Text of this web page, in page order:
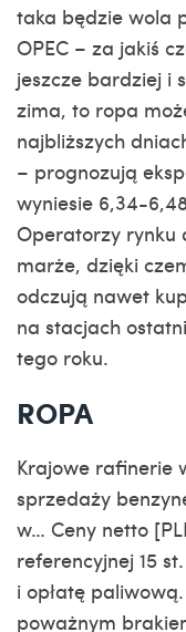
taka będzie wola
OPEC – za jakiś
jeszcze bardziej i
zima, to ropa
najbliższych
– prognozują
wyniesie 6,34-
Operatorzy rynku
marże, dzięki
odczują nawet
na stacjach
tego roku.
ROPA
Krajowe rafinerie
sprzedaży
w… Ceny netto
referencyjnej 15
i opłatę
poważnym